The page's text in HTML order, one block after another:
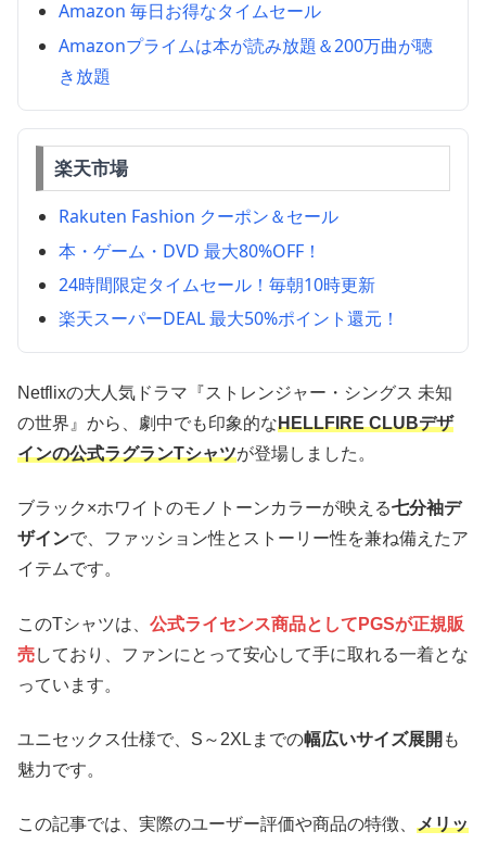
Amazon 毎日お得なタイムセール
Amazonプライムは本が読み放題＆200万曲が聴
き放題
楽天市場
Rakuten Fashion クーポン＆セール
本・ゲーム・DVD 最大80%OFF！
24時間限定タイムセール！毎朝10時更新
楽天スーパーDEAL 最大50%ポイント還元！
Netflixの大人気ドラマ『ストレンジャー・シングス 未知
の世界』から、劇中でも印象的なHELLFIRE CLUBデザ
インの公式ラグランTシャツが登場しました。
ブラック×ホワイトのモノトーンカラーが映える七分袖デ
ザインで、ファッション性とストーリー性を兼ね備えたア
イテムです。
このTシャツは、 公式ライセンス商品としてPGSが正規販
売しており、ファンにとって安心して手に取れる一着とな
っています。
ユニセックス仕様で、S～2XLまでの幅広いサイズ展開 も
魅力です。
この記事では、実際のユーザー評価や商品の特徴、 メリッ